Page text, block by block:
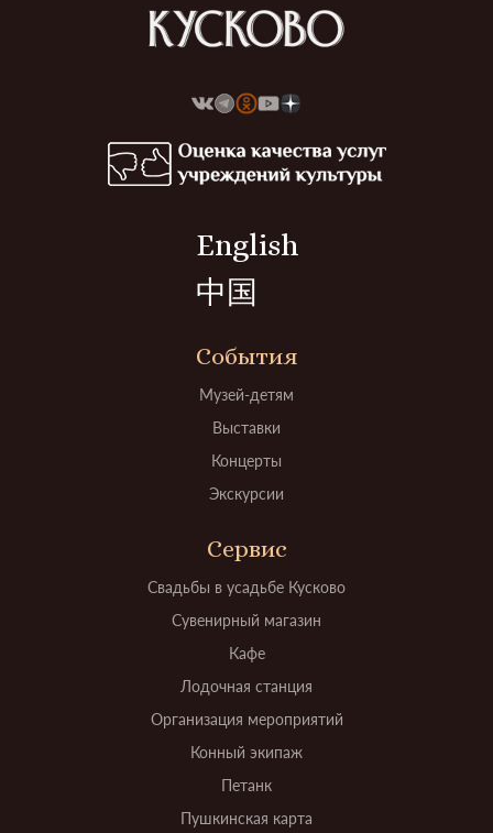
English
中国
События
Музей-детям
Выставки
Концерты
Экскурсии
Сервис
Свадьбы в усадьбе Кусково
Сувенирный магазин
Кафе
Лодочная станция
Организация мероприятий
Конный экипаж
Петанк
Пушкинская карта